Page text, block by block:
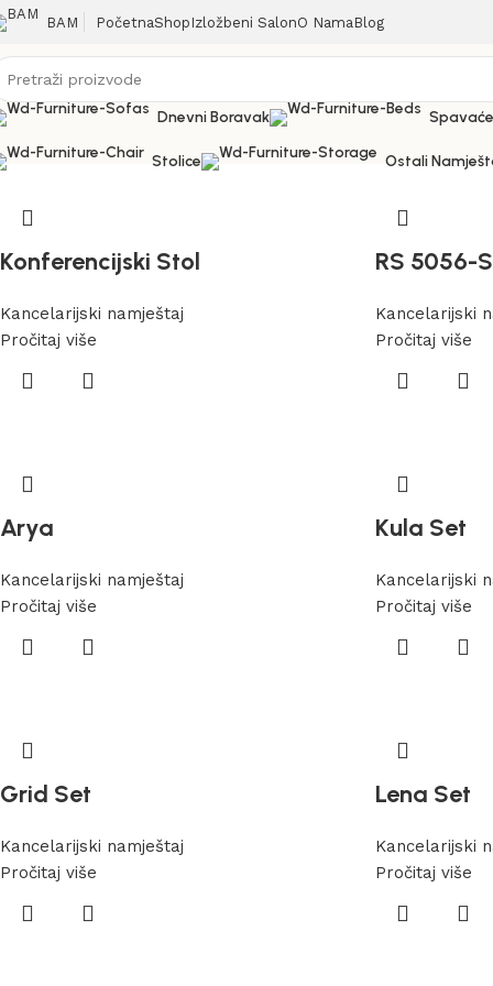
BAM PočetnaShop Izložbeni SalonO Nama Blog
Dnevni Boravak
Stolice Ostali
Konferencijski Stol
Kancelarijski namještaj
Pročitaj više
RS 5056-S
Kancelarijski
Pročitaj više
Arya
Kancelarijski namještaj
Pročitaj više
Kula Set
Kancelarijski
Pročitaj više
Grid Set
Kancelarijski namještaj
Pročitaj više
Lena Set
Kancelarijski
Pročitaj više